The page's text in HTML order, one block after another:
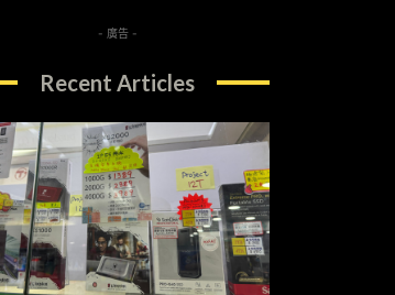
- 廣告 -
Recent Articles